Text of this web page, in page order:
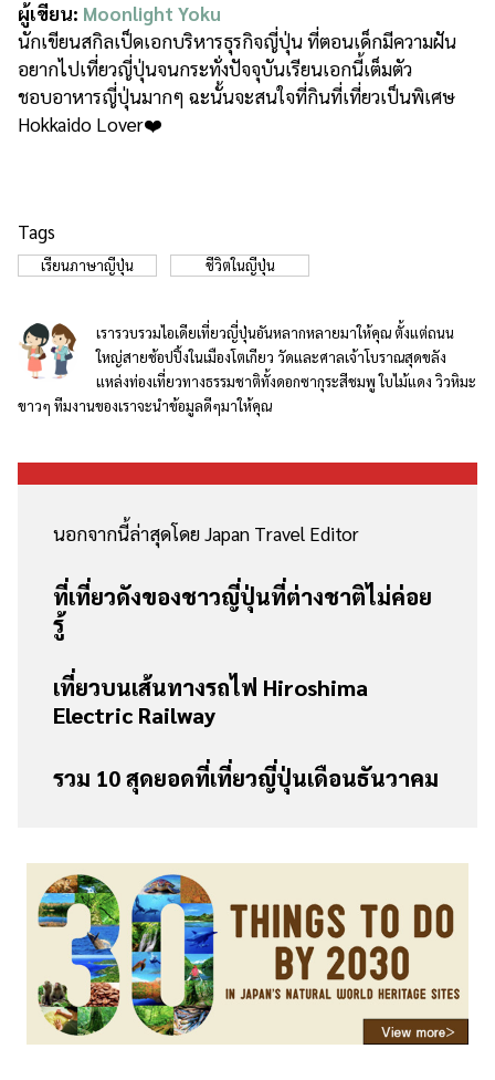
ผู้เขียน: Moonlight Yoku
นักเขียนสกิลเป็ดเอกบริหารธุรกิจญี่ปุ่น ที่ตอนเด็กมีความฝัน
อยากไปเที่ยวญี่ปุ่นจนกระทั่งปัจจุบันเรียนเอกนี้เต็มตัว
ชอบอาหารญี่ปุ่นมากๆ ฉะนั้นจะสนใจที่กินที่เที่ยวเป็นพิเศษ
Hokkaido Lover❤️
Tags
เรียนภาษาญี่ปุ่น ชีวิตในญี่ปุ่น
เรารวบรวมไอเดียเที่ยวญี่ปุ่นอันหลากหลายมาให้คุณ ตั้งแต่ถนน
ใหญ่สายช้อปปิ้งในเมืองโตเกียว วัดและศาลเจ้าโบราณสุดขลัง
แหล่งท่องเที่ยวทางธรรมชาติทั้งดอกซากุระสีชมพู ใบไม้แดง วิวหิมะ
ขาวๆ ทีมงานของเราจะนำข้อมูลดีๆมาให้คุณ
นอกจากนี้ล่าสุดโดย Japan Travel Editor
ที่เที่ยวดังของชาวญี่ปุ่นที่ต่างชาติไม่ค่อย
รู้
เที่ยวบนเส้นทางรถไฟ Hiroshima
Electric Railway
รวม 10 สุดยอดที่เที่ยวญี่ปุ่นเดือนธันวาคม